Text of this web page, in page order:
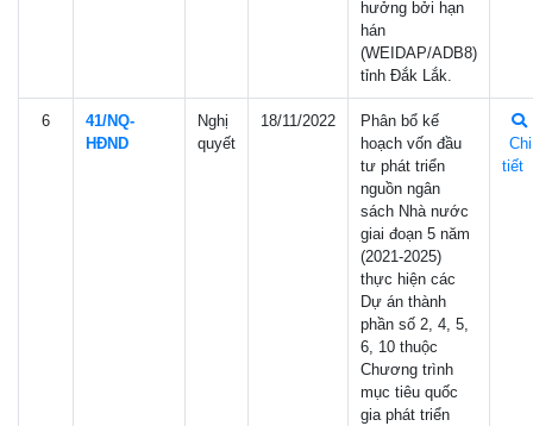
hưởng bởi hạn
hán
(WEIDAP/ADB8)
tỉnh Đắk Lắk.
6
41/NQ-
HÐND
Nghị
quyết
18/11/2022
Phân bổ kế
hoạch vốn đầu
tư phát triển
nguồn ngân
sách Nhà nước
giai đoạn 5 năm
(2021-2025)
thực hiện các
Dự án thành
phần số 2, 4, 5,
6, 10 thuộc
Chương trình
mục tiêu quốc
gia phát triển
Chi
tiết